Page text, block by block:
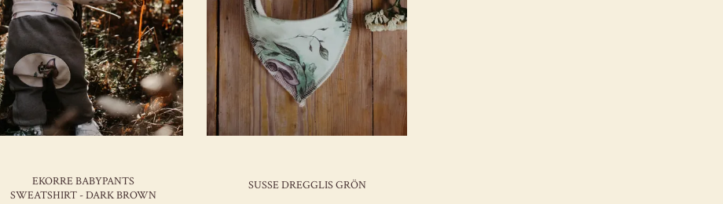
EKORRE BABYPANTS
SWEATSHIRT - DARK BROWN
SUSSE DREGGLIS GRÖN